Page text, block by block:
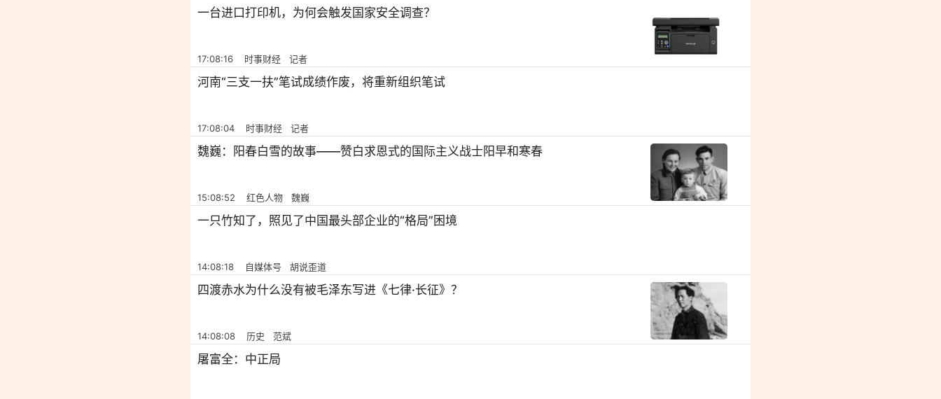
一台进口打印机，为何会触发国家安全调查？
17:08:16 时事财经 记者
河南“三支一扶”笔试成绩作废，将重新组织笔试
17:08:04 时事财经 记者
魏巍：阳春白雪的故事——赞白求恩式的国际主义战士阳早和寒春
15:08:52 红色人物 魏巍
一只竹知了，照见了中国最头部企业的“格局”困境
14:08:18 自媒体号 胡说歪道
四渡赤水为什么没有被毛泽东写进《七律·长征》？
14:08:08 历史 范斌
屠富全：中正局